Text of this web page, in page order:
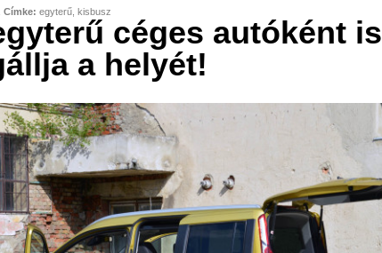
Címke: egyterű kisbusz
céges autóként is
a helyét!